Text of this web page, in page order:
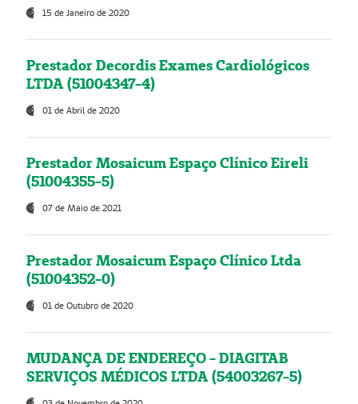
15 de Janeiro de 2020
Prestador Decordis Exames Cardiológicos
LTDA (51004347-4)
01 de Abril de 2020
Prestador Mosaicum Espaço Clínico Eireli
(51004355-5)
07 de Maio de 2021
Prestador Mosaicum Espaço Clínico Ltda
(51004352-0)
01 de Outubro de 2020
MUDANÇA DE ENDEREÇO - DIAGITAB
SERVIÇOS MÉDICOS LTDA (54003267-5)